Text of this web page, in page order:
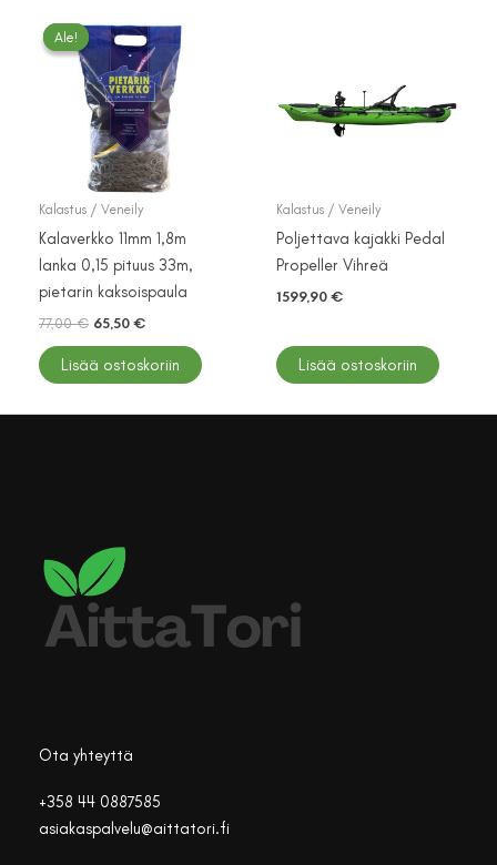
Ale!
Ale!
Kalastus / Veneily
Kalaverkko 11mm 1,8m
lanka 0,15 pituus 33m,
pietarin kaksoispaula
77,00€ Alkuperäinen
oli:
65,50 €Nykyinen
on:
65,50 €.
Lisää ostoskoriin
Kalastus / Veneily
Poljettava kajakki Pedal
Propeller Vihreä
1599,90 €
Lisää ostoskoriin
Ota yhteyttä
+358 44 0887585
asiakaspalvelu@aittatori.fi